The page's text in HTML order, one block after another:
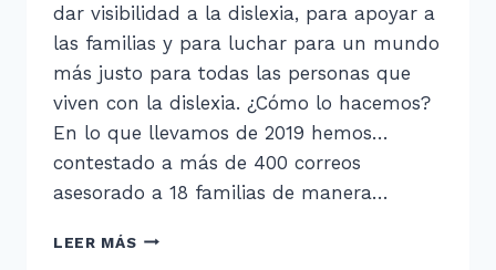
dar visibilidad a la dislexia, para apoyar a
las familias y para luchar para un mundo
más justo para todas las personas que
viven con la dislexia. ¿Cómo lo hacemos?
En lo que llevamos de 2019 hemos…
contestado a más de 400 correos
asesorado a 18 familias de manera…
LEER MÁS¿QUÉ